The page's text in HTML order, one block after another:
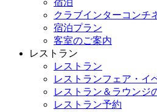
クラブインターコンチ
宿泊プラン
客室のご案内
レストラン
レストラン
レストランフェア・イ
レストラン＆ラウンジ
レストラン予約